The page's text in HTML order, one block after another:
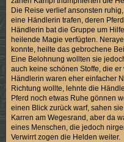
Die Reise verlief ansonsten
eine Händlerin trafen, deren
Händlerin bat die Gruppe um
heilende Magie verfügten.
konnte, heilte das gebrochene
Eine Belohnung wollten sie
auch keine schönen Stoffe, die
Händlerin waren eher einfacher
Richtung wollte, lehnte die
Pferd noch etwas Ruhe gönnen
einen Blick zurück warf, sahen
Karren am Wegesrand, aber da
eines Menschen, die jedoch
Verwirrt zogen die Helden weiter.